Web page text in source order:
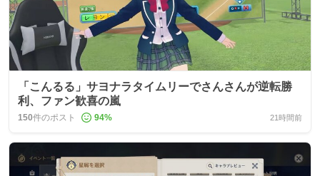
「こんるる」サヨナラタイムリーでさんさんが逆転勝
利、ファン歓喜の嵐
150件のポスト 94% 21時間前